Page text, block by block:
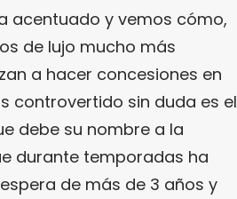
acentuado y vemos cómo,
de lujo mucho más
a hacer concesiones en
controvertido sin duda es el
debe su nombre a la
durante temporadas ha
de más de 3 años y